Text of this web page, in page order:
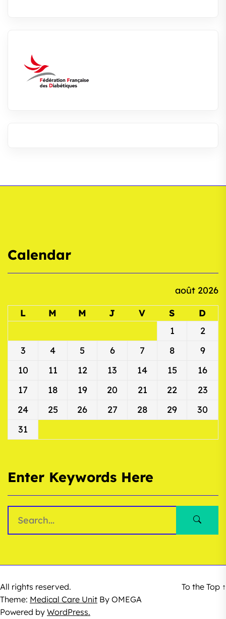
Calendar
août 2026
L
M M J V S
D
1
2
3
4 5 6 7 8
9
10
11 12 13 14 15
16
17
18 19 20 21 22
23
24
25 26 27 28 29
30
31
Enter Keywords Here
All rights reserved.
Theme: Medical Care Unit By OMEGA
Powered by WordPress.
To the Top ↑